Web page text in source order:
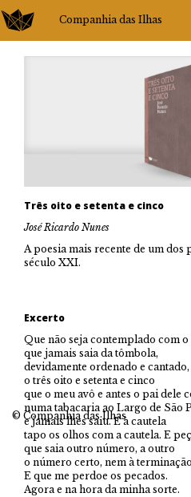
Companhia das Ilhas
Três oito e setenta e cinco
José Ricardo Nunes
A poesia mais recente de um dos
século XXI.
Excerto
Que não seja contemplado com
que jamais saia da tômbola,
devidamente ordenado e cantado,
o três oito e setenta e cinco
que o meu avô e antes o pai dele
numa tabacaria ao Largo de São
e jamais lhes saiu. E à cautela
tapo os olhos com a cautela. E
que saia outro número, a outro
o número certo, nem à
E que me perdoe os pecados.
Agora e na hora da minha sorte.
© Companhia das Ilhas